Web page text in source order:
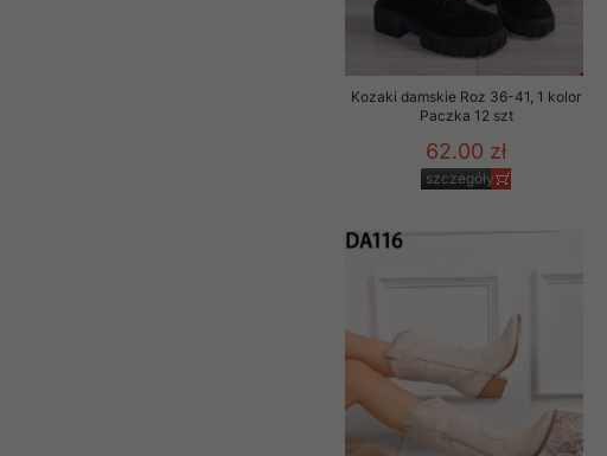
Kozaki damskie Roz 36-41, 1 kolor
Paczka 12 szt
62.00 zł
szczegóły